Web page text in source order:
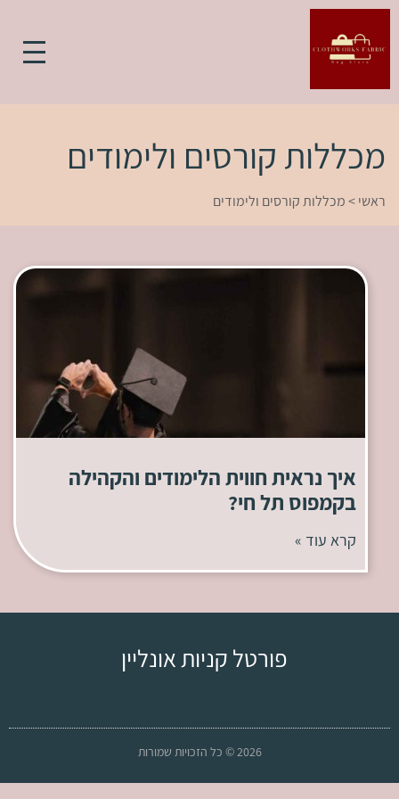
מכללות קורסים ולימודים
ראשי>מכללות קורסים ולימודים
איך נראית חווית הלימודים והקהילה
בקמפוס תל חי?
קרא עוד »
פורטל קניות אונליין
2026 © כל הזכויות שמורות